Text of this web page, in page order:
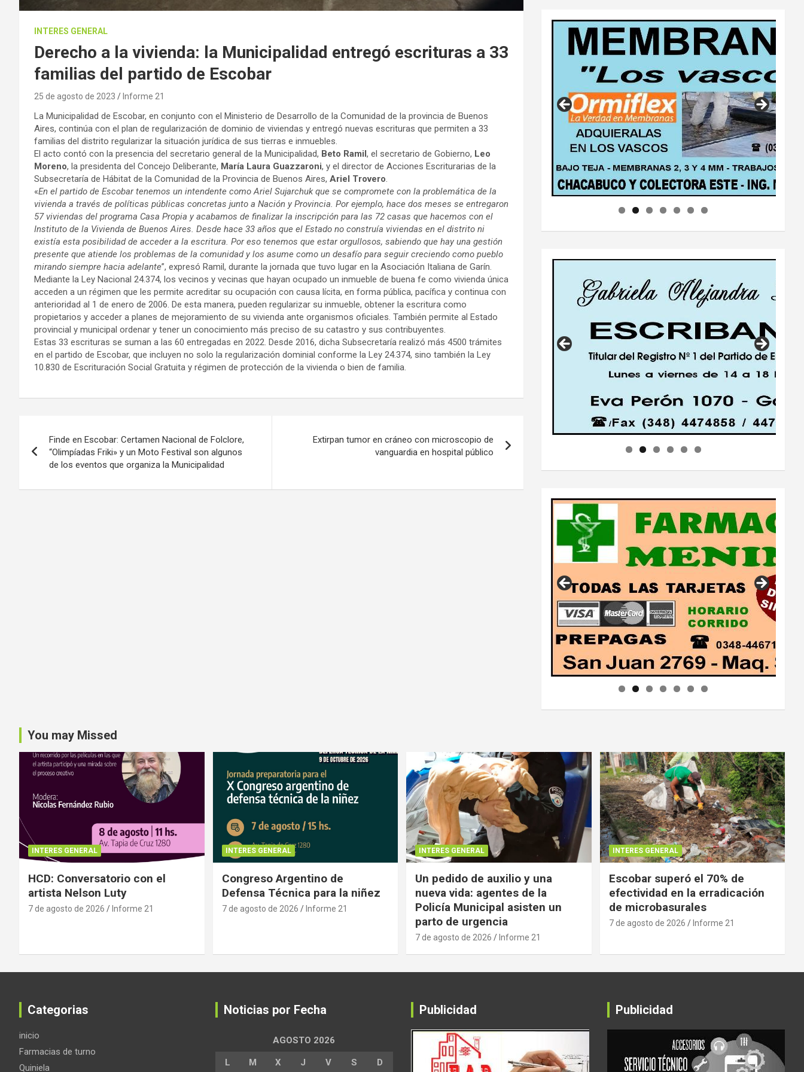
INTERES GENERAL
Derecho a la vivienda: la Municipalidad entregó escrituras a 33
familias del partido de Escobar
25 de agosto de 2023 Informe 21
La Municipalidad de Escobar, en conjunto con el Ministerio de Desarrollo de la Comunidad de la provincia de Buenos
Aires, continúa con el plan de regularización de dominio de viviendas y entregó nuevas escrituras que permiten a 33
familias del distrito regularizar la situación jurídica de sus tierras e inmuebles.
El acto contó con la presencia del secretario general de la Municipalidad, Beto Ramil, el secretario de Gobierno, Leo
Moreno, la presidenta del Concejo Deliberante, María Laura Guazzaroni, y el director de Acciones Escriturarias de la
Subsecretaría de Hábitat de la Comunidad de la Provincia de Buenos Aires, Ariel Trovero
«En el partido de Escobar tenemos un intendente como Ariel Sujarchuk que se compromete con la problemática de la
vivienda a través de políticas públicas concretas junto a Nación y Provincia. Por ejemplo, hace dos meses se entregaron
57 viviendas del programa Casa Propia y acabamos de finalizar la inscripción para las 72 casas que hacemos con el
Instituto de la Vivienda de Buenos Aires. Desde hace 33 años que el Estado no construía viviendas en el distrito ni
existía esta posibilidad de acceder a la escritura. Por eso tenemos que estar orgullosos, sabiendo que hay una gestión
presente que atiende los problemas de la comunidad y los asume como un desafío para seguir creciendo como pueblo
mirando siempre hacia adelante”, expresó Ramil, durante la jornada que tuvo lugar en la Asociación Italiana de Garín.
Mediante la Ley Nacional 24.374, los vecinos y vecinas que hayan ocupado un inmueble de buena fe como vivienda única
acceden a un régimen que les permite acreditar su ocupación con causa lícita, en forma pública, pacífica y continua con
anterioridad al 1 de enero de 2006. De esta manera, pueden regularizar su inmueble, obtener la escritura como
propietarios y acceder a planes de mejoramiento de su vivienda ante organismos oficiales. También permite al Estado
provincial y municipal ordenar y tener un conocimiento más preciso de su catastro y sus contribuyentes.
Estas 33 escrituras se suman a las 60 entregadas en 2022. Desde 2016, dicha Subsecretaría realizó más 4500 trámites
en el partido de Escobar, que incluyen no solo la regularización dominial conforme la Ley 24.374, sino también la Ley
10.830 de Escrituración Social Gratuita y régimen de protección de la vivienda o bien de familia.
de
Finde en Escobar: Certamen Nacional de Folclore,
“Olimpíadas Friki» y un Moto Festival son algunos
de los eventos que organiza la Municipalidad
Extirpan tumor en cráneo con microscopio de
vanguardia en hospital público
You may Missed
INTERES GENERAL
HCD: Conversatorio con el
artista Nelson Luty
7 de agosto de 2026 Informe 21
INTERES GENERAL
Congreso Argentino de
Defensa Técnica para la niñez
7 de agosto de 2026 Informe 21
INTERES GENERAL
Un pedido de auxilio y una
nueva vida: agentes de la
Policía Municipal asisten un
parto de urgencia
7 de agosto de 2026 Informe 21
INTERES GENERAL
Escobar superó el 70% de
efectividad en la erradicación
de microbasurales
7 de agosto de 2026 Informe 21
Categorias
inicio
Farmacias de turno
Quiniela
Noticias por Fecha
AGOSTO 2026
L M X J V S D
Publicidad Publicidad